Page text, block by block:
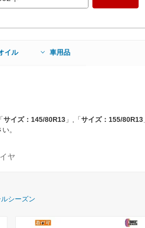
イル 車用品
サイズ：145/80R13 」,「サイズ：155/80R13
。
ヤ
シーズン